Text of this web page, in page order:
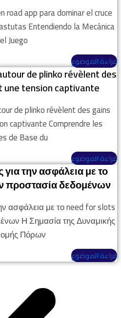
road app para dominar el cruce
Entendiendo la Mecánica
Juego
قراءة الموضوع
de plinko révèlent des
tension captivante
de plinko révèlent des gains
captivante Comprendre les
de Base du
قراءة الموضوع
την ασφάλεια με το
προστασία δεδομένων
ασφάλεια με το need for slots
Η Σημασία της Δυναμικής
Πόρων
قراءة الموضوع